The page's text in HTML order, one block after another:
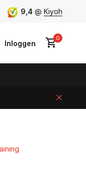
9,4 @ Kiyoh
Inloggen
0